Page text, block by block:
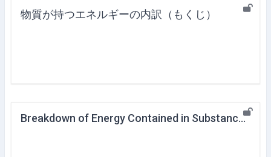
物質が持つエネルギーの内訳（もくじ）
Breakdown of Energy Contained in Substance (Introduction)